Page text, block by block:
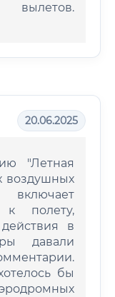
20.06.2025
"Летная
воздушных
к полету,
в
давали
бы